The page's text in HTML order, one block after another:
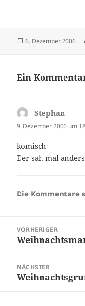
Veröffentlicht
6. Dezember 2006
Ein
Stephan
9. Dezember 2006 um
komisch
Der sah mal
Die Kommentare
VORHERIGER
Vorheriger
NÄCHSTER
Nächster